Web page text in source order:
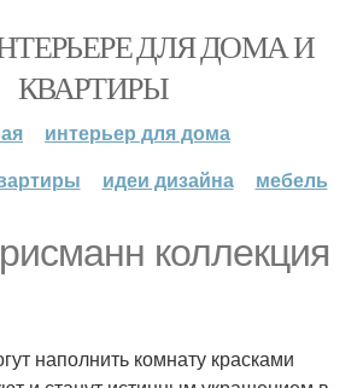
ДЛЯ ДОМА И
КВАРТИРЫ
интерьер для дома
идеи дизайна мебель
коллекция
наполнить комнату красками